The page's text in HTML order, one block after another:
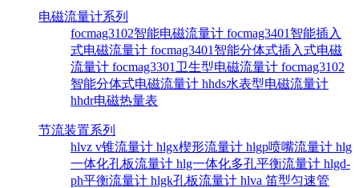
电磁流量计系列
focmag3102智能电磁流量计 focmag3401智能插入
式电磁流量计 focmag3401智能分体式插入式电磁
流量计 focmag3301卫生型电磁流量计 focmag3102
智能分体式电磁流量计 hhds水表型电磁流量计
hhdr电磁热量表
节流装置系列
hlvz v锥流量计 hlgx楔形流量计 hlgp喷嘴流量计 hlg
一体化孔板流量计 hlg一体化多孔平衡流量计 hlgd-
ph平衡流量计 hlgk孔板流量计 hlva 笛型匀速管